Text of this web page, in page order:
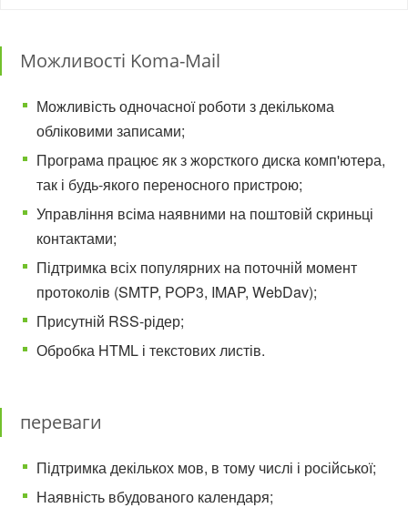
Можливості Koma-Mail
Можливість одночасної роботи з декількома
обліковими записами;
Програма працює як з жорсткого диска комп'ютера,
так і будь-якого переносного пристрою;
Управління всіма наявними на поштовій скриньці
контактами;
Підтримка всіх популярних на поточній момент
протоколів (SMTP, POP3, IMAP, WebDav);
Присутній RSS-рідер;
Обробка HTML і текстових листів.
переваги
Підтримка декількох мов, в тому числі і російської;
Наявність вбудованого календаря;